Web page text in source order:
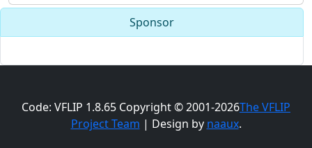
Sponsor
Code: VFLIP 1.8.65 Copyright © 2001-2026The VFLIP
Project Team | Design by naaux.